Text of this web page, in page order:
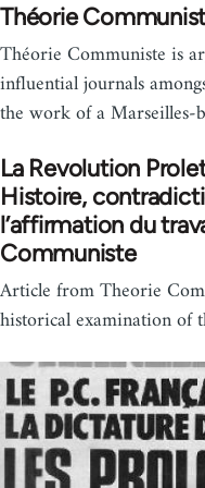
Théorie
Théorie Communiste is
influential journals
the work of a Marseilles-
La Revolution
Histoire,
l’affirmation du
Communiste
Article from Theorie
historical examination of